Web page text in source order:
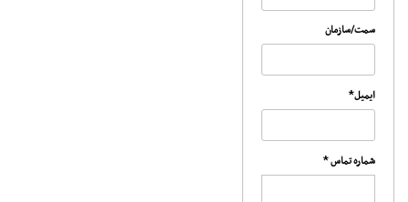
سمت/سازمان
ایمیل*
شماره تماس*